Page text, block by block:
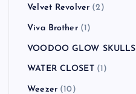
Velvet Revolver (2)
Viva Brother(1)
VOODOO GLOW SKULLS
WATER CLOSET(1)
Weezer(10)